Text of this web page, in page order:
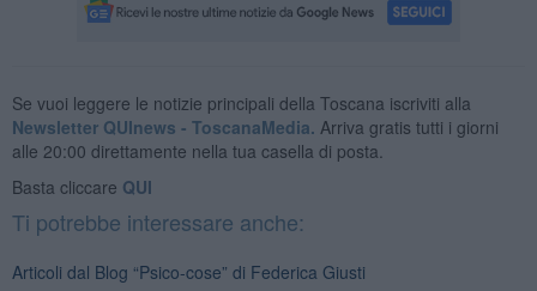
Se vuoi leggere le notizie principali della Toscana iscriviti alla
Newsletter QUInews - ToscanaMedia. Arriva gratis tutti i giorni
alle 20:00 direttamente nella tua casella di posta.
Basta cliccare QUI
Ti potrebbe interessare anche:
Articoli dal Blog “Psico-cose” di Federica Giusti